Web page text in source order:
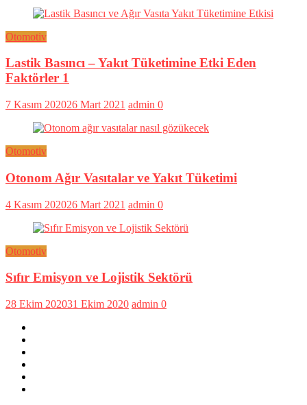
Otomotiv
Lastik Basıncı – Yakıt Tüketimine Etki Eden
Faktörler 1
7 Kasım 202026 Mart 2021 admin 0
Otomotiv
Otonom Ağır Vasıtalar ve Yakıt Tüketimi
4 Kasım 202026 Mart 2021 admin 0
Otomotiv
Sıfır Emisyon ve Lojistik Sektörü
28 Ekim 202031 Ekim 2020 admin 0